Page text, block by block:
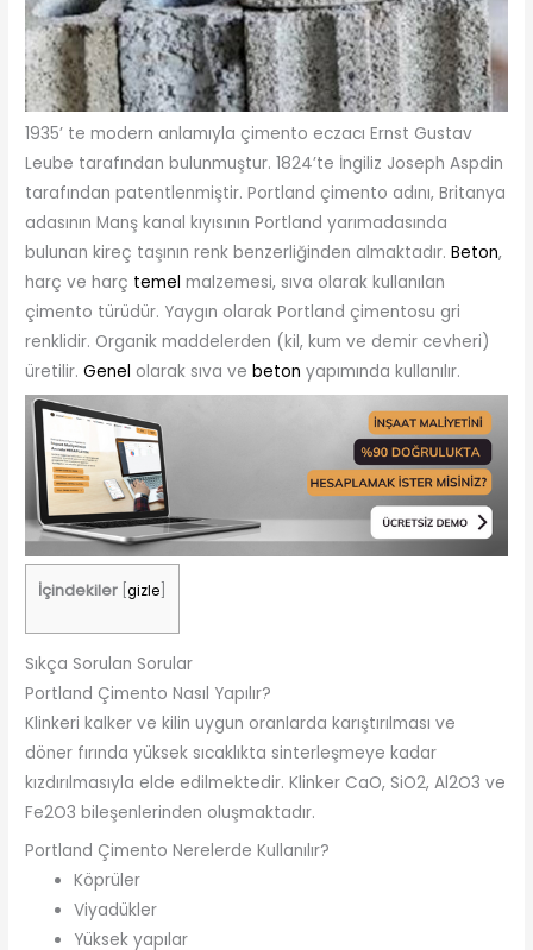
1935’ te modern anlamıyla çimento eczacı Ernst Gustav
Leube tarafından bulunmuştur. 1824’te İngiliz Joseph Aspdin
tarafından patentlenmiştir. Portland çimento adını, Britanya
adasının Manş kanal kıyısının Portland yarımadasında
bulunan kireç taşının renk benzerliğinden almaktadır. Beton,
harç ve harç temel malzemesi, sıva olarak kullanılan
çimento türüdür. Yaygın olarak Portland çimentosu gri
renklidir. Organik maddelerden (kil, kum ve demir cevheri)
üretilir.Genel olarak sıva vebeton yapımında kullanılır.
İçindekiler [gizle
Sıkça Sorulan Sorular
Portland Çimento Nasıl Yapılır?
Klinkeri kalker ve kilin uygun oranlarda karıştırılması ve
döner fırında yüksek sıcaklıkta sinterleşmeye kadar
kızdırılmasıyla elde edilmektedir. Klinker CaO, SiO2, Al2O3 ve
Fe2O3 bileşenlerinden oluşmaktadır.
Portland Çimento Nerelerde Kullanılır?
Köprüler
Viyadükler
Yüksek yapılar